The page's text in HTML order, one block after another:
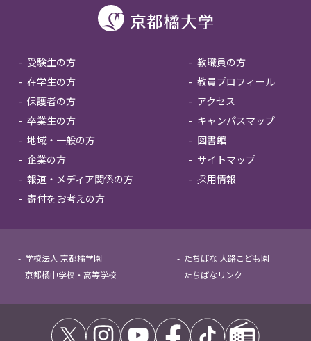
受験生の方
在学生の方
保護者の方
卒業生の方
地域・一般の方
企業の方
報道・メディア関係の方
寄付をお考えの方
教職員の方
教員プロフィール
アクセス
キャンパスマップ
図書館
サイトマップ
採用情報
学校法人 京都橘学園
京都橘中学校・高等学校
たちばな 大路こども園
たちばなリンク